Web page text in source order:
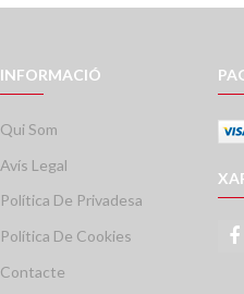
INFORMACIÓ
Qui Som
Avís Legal
Política De Privadesa
Política De Cookies
Contacte